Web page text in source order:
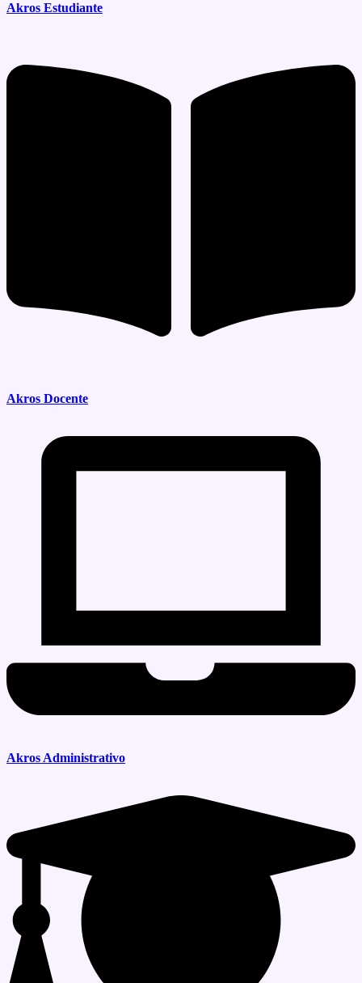
Akros Estudiante
Akros Docente
Akros Administrativo